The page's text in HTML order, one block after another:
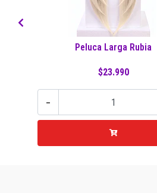
Peluca Larga Rubia
$23.990
-